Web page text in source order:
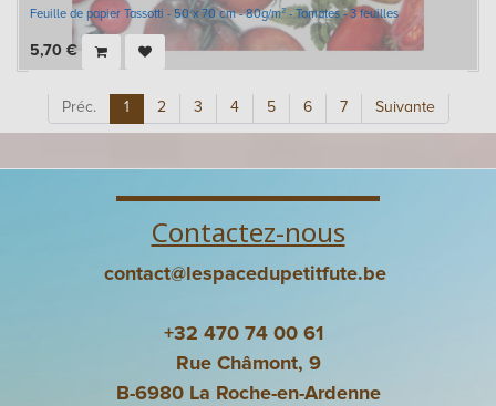
Feuille de papier Tassotti - 50 x 70 cm - 80g/m² - Tomates - 3 feuilles
5,70 €
Préc. 1 2 3 4 5 6 7 Suivante
Contactez-nous
contact@lespacedupetitfute.be
+32 470 74 00 61
Rue Châmont, 9
B-6980 La Roche-en-Ardenne